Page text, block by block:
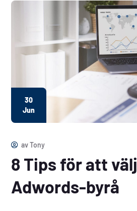
30
Jun
avTony
8 Tips för att
Adwords-byrå